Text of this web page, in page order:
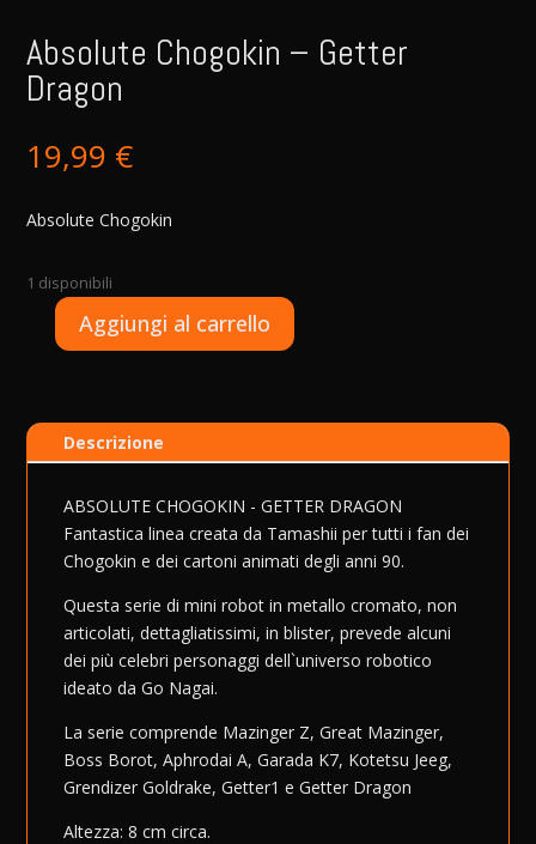
Absolute Chogokin – Getter
Dragon
19,99 €
Absolute Chogokin
1 disponibili
Absolute
Getter
Dragon
Aggiungi al carrello
r
t
i
v
:
Descrizione
ABSOLUTE CHOGOKIN - GETTER DRAGON
Fantastica linea creata da Tamashii per tutti i fan dei
Chogokin e dei cartoni animati degli anni 90.
Questa serie di mini robot in metallo cromato, non
articolati, dettagliatissimi, in blister, prevede alcuni
dei più celebri personaggi dell`universo robotico
ideato da Go Nagai.
La serie comprende Mazinger Z, Great Mazinger,
Boss Borot, Aphrodai A, Garada K7, Kotetsu Jeeg,
Grendizer Goldrake, Getter1 e Getter Dragon
Altezza: 8 cm circa.